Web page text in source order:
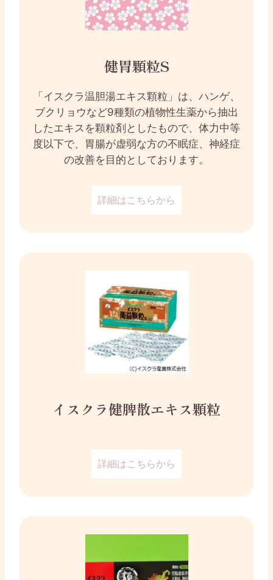
健胃顆粒S
「イスクラ温胆湯エキス顆粒」は、ハンゲ、
ブクリョウなど9種類の植物性生薬から抽出
したエキスを顆粒剤としたもので、体力中等
度以下で、胃腸が虚弱な方の不眠症、神経症
の改善を目的としております。
詳細はこちらから
イスクラ健脾散エキス顆粒
詳細はこちらから